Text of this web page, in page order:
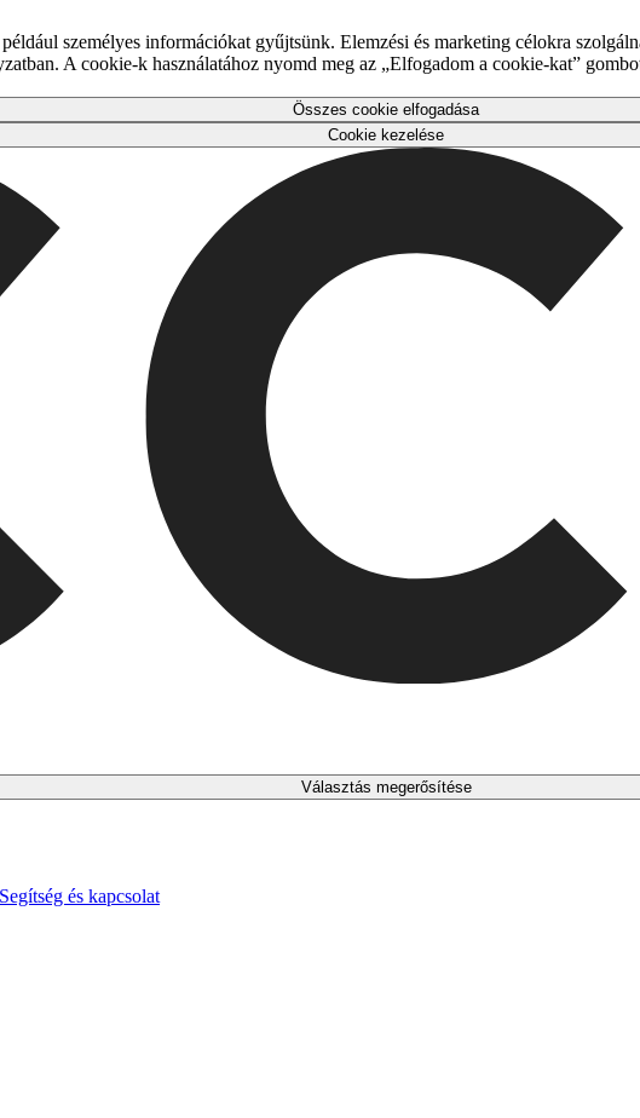
személyes információkat gyűjtsünk. Elemzési és marketing célokra
A cookie-k használatához nyomd meg az „Elfogadom a cookie-kat”
Összes cookie elfogadása
Cookie kezelése
Választás megerősítése
Segítség és kapcsolat